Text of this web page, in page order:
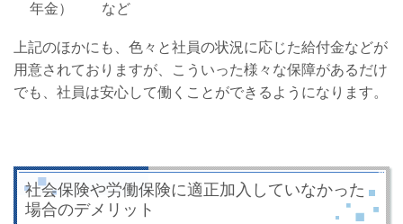
年金） など
上記のほかにも、色々と社員の状況に応じた給付金などが
用意されておりますが、こういった様々な保障があるだけ
でも、社員は安心して働くことができるようになります。
社会保険や労働保険に適正加入していなかった
場合のデメリット